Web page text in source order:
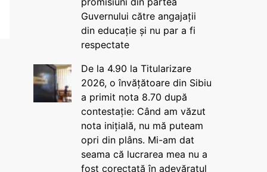
Guvernului către angajații
din educație și nu par a fi
respectate
De la 4.90 la Titularizare
2026, o învățătoare din Sibiu
a primit nota 8.70 după
contestație: Când am văzut
nota inițială, nu mă puteam
opri din plâns. Mi-am dat
seama că lucrarea mea nu a
fost corectată în adevăratul